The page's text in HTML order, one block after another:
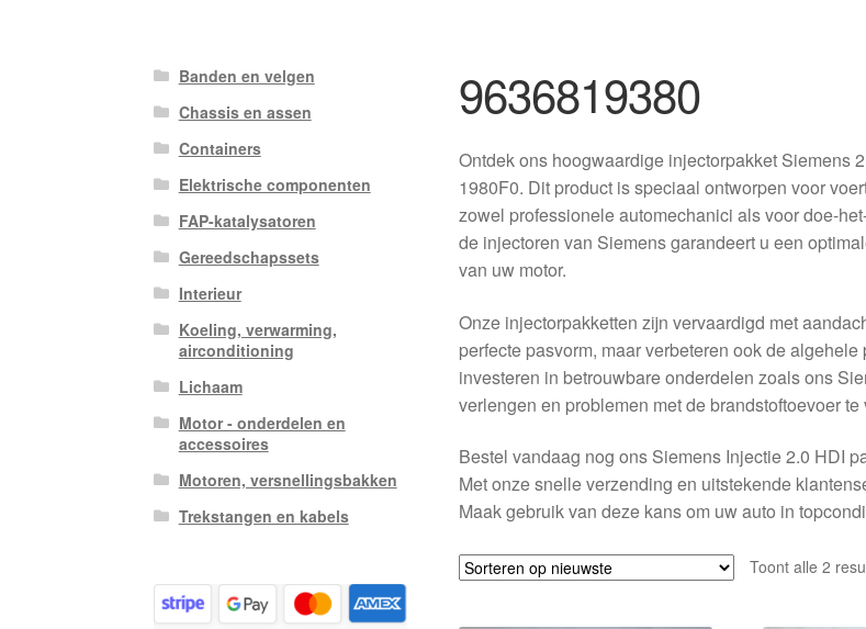
9636819380
Ontdek ons hoogwaardige injectorpakket Siemens
1980F0. Dit product is speciaal ontworpen voor
zowel professionele automechanici als voor doe-
de injectoren van Siemens garandeert u een
van uw motor.
Onze injectorpakketten zijn vervaardigd met
perfecte pasvorm, maar verbeteren ook de
investeren in betrouwbare onderdelen zoals ons
verlengen en problemen met de brandstoftoevoer te
Bestel vandaag nog ons Siemens Injectie 2.0 HDI
Met onze snelle verzending en uitstekende
Maak gebruik van deze kans om uw auto in
Toont alle 2
Banden en velgen
Chassis en assen
Containers
Elektrische componenten
FAP-katalysatoren
Gereedschapssets
Interieur
Koeling, verwarming,
airconditioning
Lichaam
Motor - onderdelen en
accessoires
Motoren, versnellingsbakken
Trekstangen en kabels